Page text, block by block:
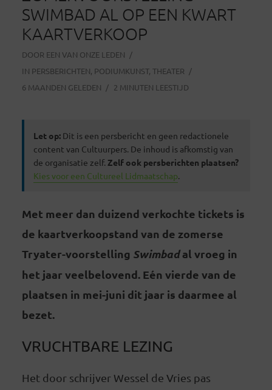
SWIMBAD AL OP EEN KWART
KAARTVERKOOP
DOOR EEN VAN ONZE LEDEN
IN PERSBERICHTEN, PODIUMKUNST, THEATER
6 MAANDEN GELEDEN
2 MINUTEN LEESTIJD
Let op:Dit is een persbericht en geen redactionele
content van Cultuurpers. De inhoud is afkomstig van
de organisatie zelf. Zelf ook persberichten plaatsen?
Kies voor een Cultureel Lidmaatschap.
Met meer dan duizend verkochte tickets is
de kaartverkoopstand van de zomerse
Tryater-voorstelling Swimbadal vroeg in
het jaar veelbelovend. Eén vierde van de
plaatsen in mei-juni dit jaar is daarmee al
bezet.
VRUCHTBARE LEZING
Het door schrijver Wessel de Vries pas